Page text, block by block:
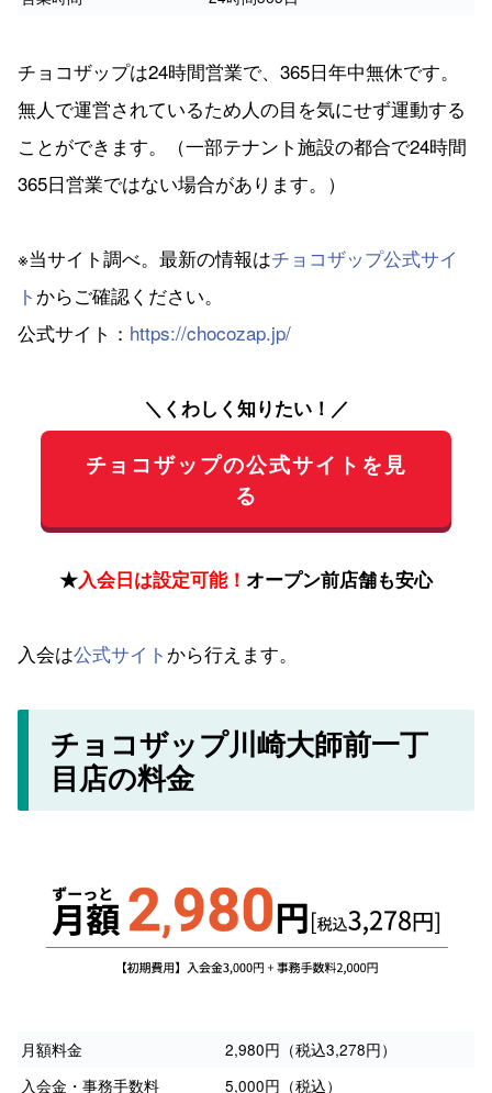
チョコザップは24時間営業で、365日年中無休です。
無人で運営されているため人の目を気にせず運動する
ことができます。（一部テナント施設の都合で24時間
365日営業ではない場合があります。）
※当サイト調べ。最新の情報はチョコザップ公式サイ
ト からご確認ください。
公式サイト： https://chocozap.jp/
＼くわしく知りたい！／
チョコザップの公式サイトを見
る
★入会日は設定可能！ オープン前店舗も安心
入会は公式サイト から行えます。
チョコザップ川崎大師前一丁
目店の料金
月額料金
2,980円（税込3,278円）
入会金・事務手数料
5,000円（税込）